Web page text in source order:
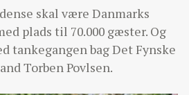
skal være Danmarks
plads til 70.000 gæster. Og
tankegangen bag Det Fynske
Torben Povlsen.